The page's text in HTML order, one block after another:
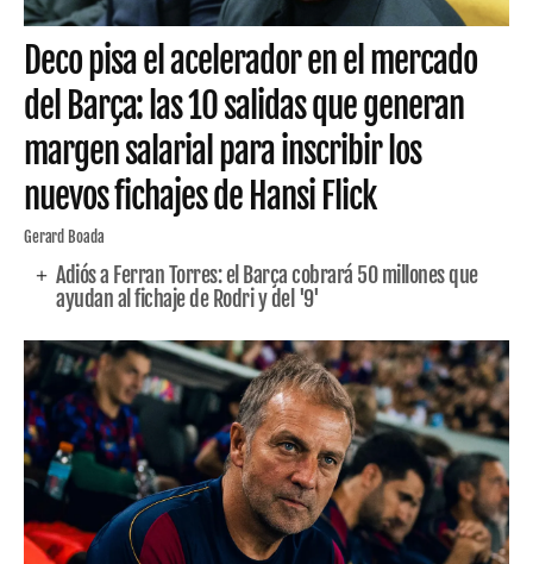
Deco pisa el acelerador en el mercado
del Barça: las 10 salidas que generan
margen salarial para inscribir los
nuevos fichajes de Hansi Flick
Gerard Boada
Adiós a Ferran Torres: el Barça cobrará 50 millones que
ayudan al fichaje de Rodri y del '9'